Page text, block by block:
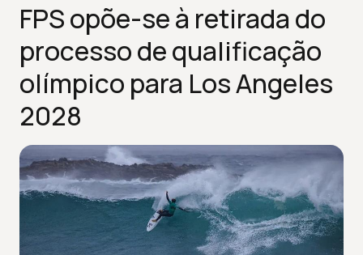
FPS opõe-se à retirada do
processo de qualificação
olímpico para Los Angeles
2028